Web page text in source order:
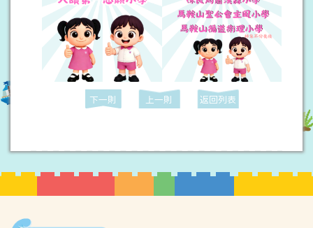
下一則 上一則 返回列表